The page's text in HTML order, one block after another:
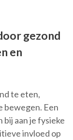
gezond
en
te eten,
bewegen. Een
aan je fysieke
invloed op